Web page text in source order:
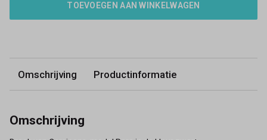
TOEVOEGEN AAN WINKELWAGEN
Omschrijving Productinformatie
Omschrijving